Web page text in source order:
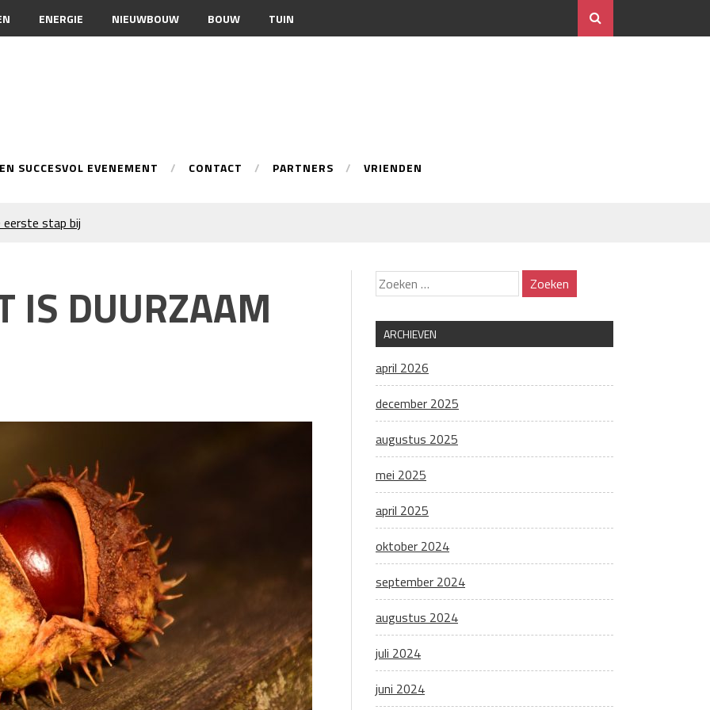
ENERGIE NIEUWBOUW BOUW TUIN
SUCCESVOL EVENEMENT CONTACT PARTNERS VRIENDEN
eerste stap bij
merkimago?
en verstoppingen
duurzaam bouwen
natuurlijke oplossingen
IS DUURZAAM
ARCHIEVEN
april 2026
december 2025
augustus 2025
mei 2025
april 2025
oktober 2024
september 2024
augustus 2024
juli 2024
juni 2024